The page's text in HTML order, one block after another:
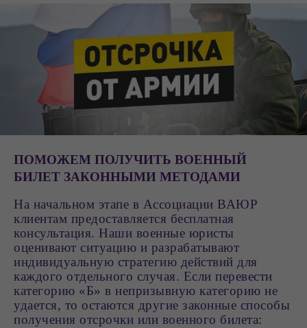
ПОМОЖЕМ ПОЛУЧИТЬ ВОЕННЫЙ
БИЛЕТ ЗАКОННЫМИ МЕТОДАМИ
На начальном этапе в Ассоциации ВАЮР
клиентам предоставляется бесплатная
консультация. Наши военные юристы
оценивают ситуацию и разрабатывают
индивидуальную стратегию действий для
каждого отдельного случая. Если перевести
категорию «Б» в непризывную категорию не
удается, то остаются другие законные способы
получения отсрочки или военного билета: